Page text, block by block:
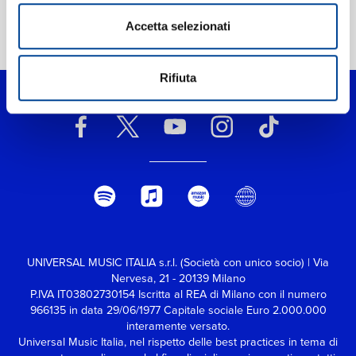
Accetta selezionati
Rifiuta
Home Classica > On The Nature Of Daylight (Entropy)
UNIVERSAL MUSIC ITALIA s.r.l. (Società con unico socio) | Via
Nervesa, 21 - 20139 Milano
P.IVA IT03802730154 Iscritta al REA di Milano con il numero
966135 in data 29/06/1977Capitale sociale Euro 2.000.000
interamente versato.
Universal Music Italia, nel rispetto delle best practices in tema di